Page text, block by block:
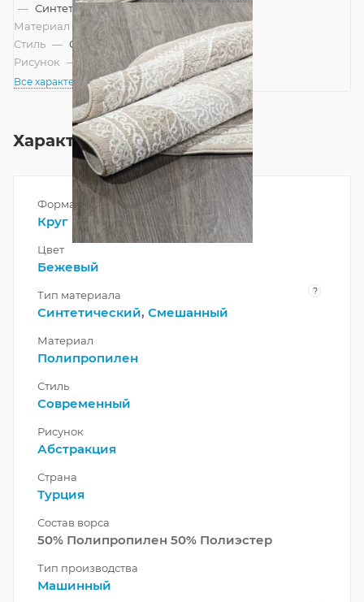
— Синтетический, Смешанный
Материал —
Полипропилен
Стиль — Современный
Рисунок — Абстракция
Все характеристики
Характеристики
Форма
Круг
Цвет
Бежевый
Тип материала ?
Синтетический, Смешанный
Материал
Полипропилен
Стиль
Современный
Рисунок
Абстракция
Страна
Турция
Состав ворса
50% Полипропилен 50% Полиэстер
Тип производства
Машинный